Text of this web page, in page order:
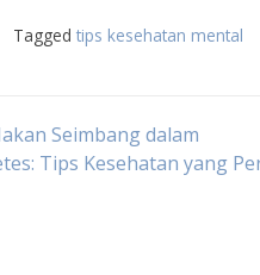
Tagged tips kesehatan mental
Seimbang dalam
Tips Kesehatan yang